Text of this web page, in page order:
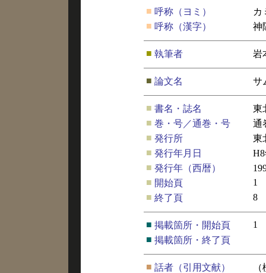
■ 呼称（ヨミ）
カ
■ 呼称（漢字） 神
■ 執筆者 岩
■ 論文名 サ
■ 書名・誌名
東
■ 巻・号／通巻・号
通
■ 発行所
東
■ 発行年月日
■ 発行年（西暦）
■ 開始頁
1
■ 終了頁 8
■ 掲載箇所・開始頁
1
■ 掲載箇所・終了頁
■ 話者（引用文献）